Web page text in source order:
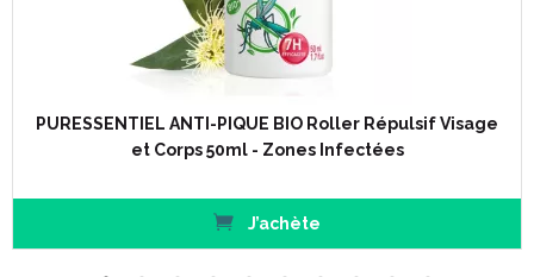
PURESSENTIEL ANTI-PIQUE BIO Roller Répulsif Visage
et Corps 50ml - Zones Infectées
J’achète